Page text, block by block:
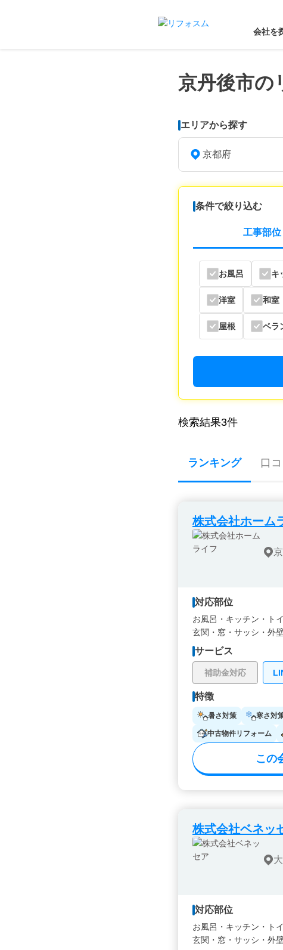
会社を
京丹後市の
エリアから探す
京都府
条件で絞り込む
工事部位
お風呂 キ
洋室 和室
屋根 ベラ
検索結果3件
ランキング 口
株式会社ホーム
対応部位
お風呂・ キッチン・ ト
玄関・ 窓・サッシ・ 外
サービス
補助金対応
特徴
暑さ対策 寒さ対
中古物件リフォーム
この
株式会社ベネッ
対応部位
お風呂・ キッチン・ ト
玄関・ 窓・サッシ・ 外